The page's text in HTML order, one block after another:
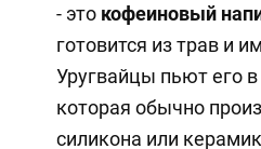
- это кофеиновый
готовится из трав и
Уругвайцы пьют его
которая обычно
силикона или